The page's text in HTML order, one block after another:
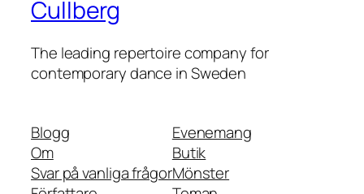
Cullberg
The leading repertoire company for
contemporary dance in Sweden
Blogg
Om
Svar på vanliga frågor
Evenemang
Butik
Mönster